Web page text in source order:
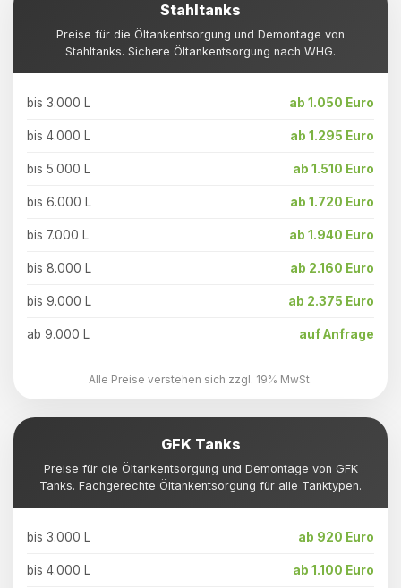
Stahltanks
Preise für die Öltankentsorgung und Demontage von
Stahltanks. Sichere Öltankentsorgung nach WHG.
bis 3.000 L ab 1.050 Euro
bis 4.000 L ab 1.295 Euro
bis 5.000 L ab 1.510 Euro
bis 6.000 L ab 1.720 Euro
bis 7.000 L ab 1.940 Euro
bis 8.000 L ab 2.160 Euro
bis 9.000 L ab 2.375 Euro
ab 9.000 L auf Anfrage
Alle Preise verstehen sich zzgl. 19% MwSt.
GFK Tanks
Preise für die Öltankentsorgung und Demontage von GFK
Tanks. Fachgerechte Öltankentsorgung für alle Tanktypen.
bis 3.000 L ab 920 Euro
bis 4.000 L ab 1.100 Euro